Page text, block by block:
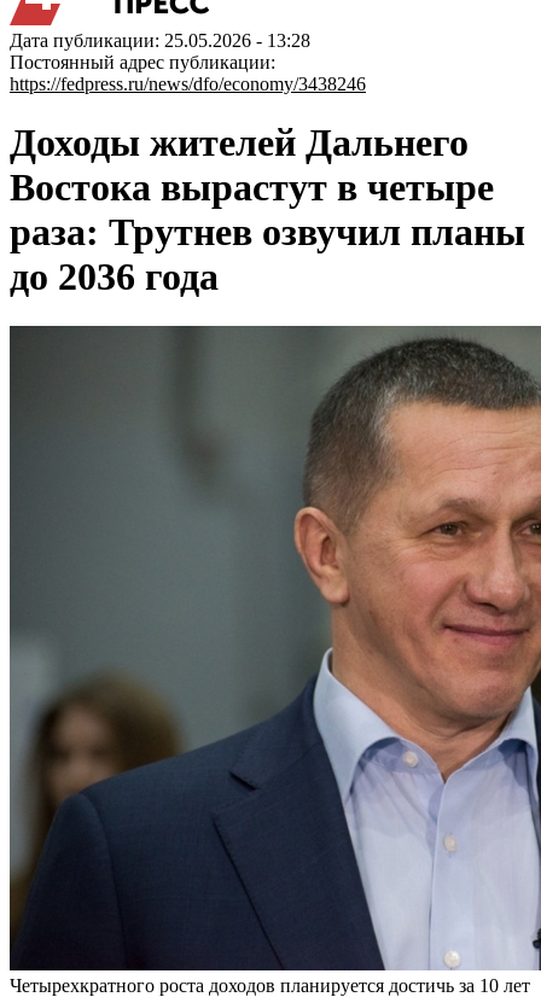
Дата публикации: 25.05.2026 - 13:28
Постоянный адрес публикации:
https://fedpress.ru/news/dfo/economy/3438246
Доходы жителей Дальнего
Востока вырастут в четыре
раза: Трутнев озвучил планы
до 2036 года
Четырехкратного роста доходов планируется достичь за 10 лет